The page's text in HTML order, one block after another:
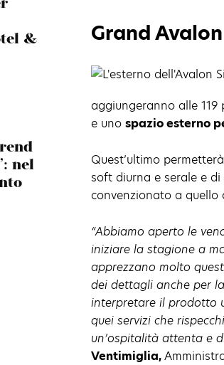
&
nel
Grand
aggiungeranno alle 119
e uno spazio esterno
Quest’ultimo
soft diurna e serale e
convenzionato a
“Abbiamo aperto le
iniziare la stagione a
apprezzano molto
dei dettagli anche per
interpretare il prodotto
quei servizi che
un’ospitalità attenta e
Ventimiglia,